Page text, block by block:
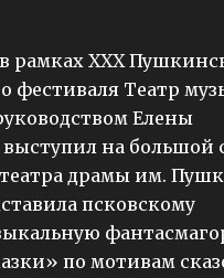
рамках XXX
фестиваля Театр
Елены
на большой
драмы им.
псковскому
по мотивам